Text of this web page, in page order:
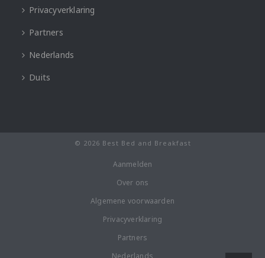
Privacyverklaring
Partners
Nederlands
Duits
© 2026 Best Bed and Breakfast
Aanmelden
Over ons
Algemene voorwaarden
Privacyverklaring
Partners
Nederlands